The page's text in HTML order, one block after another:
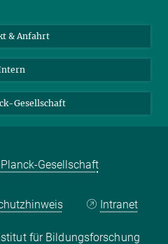
& Anfahrt
Gesellschaft
Gesellschaft
Intranet
für Bildungsforschung